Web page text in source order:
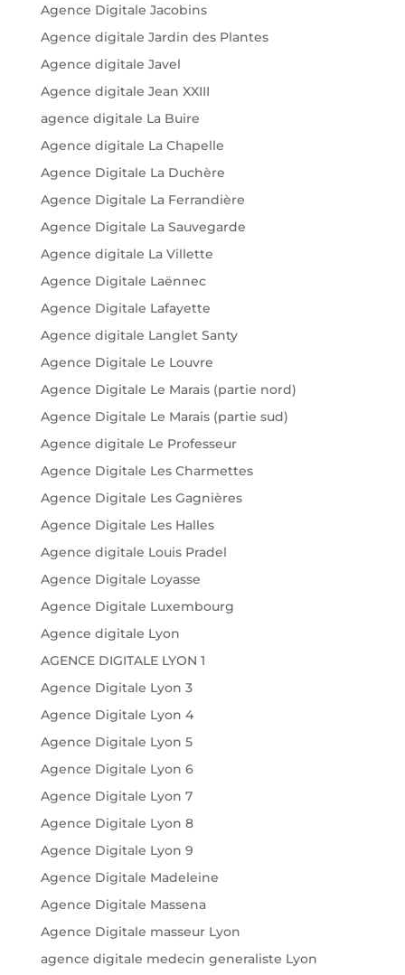
Agence Digitale Jacobins
Agence digitale Jardin des Plantes
Agence digitale Javel
Agence digitale Jean XXIII
agence digitale La Buire
Agence digitale La Chapelle
Agence Digitale La Duchère
Agence Digitale La Ferrandière
Agence Digitale La Sauvegarde
Agence digitale La Villette
Agence Digitale Laënnec
Agence Digitale Lafayette
Agence digitale Langlet Santy
Agence Digitale Le Louvre
Agence Digitale Le Marais (partie nord)
Agence Digitale Le Marais (partie sud)
Agence digitale Le Professeur
Agence Digitale Les Charmettes
Agence Digitale Les Gagnières
Agence Digitale Les Halles
Agence digitale Louis Pradel
Agence Digitale Loyasse
Agence Digitale Luxembourg
Agence digitale Lyon
AGENCE DIGITALE LYON 1
Agence Digitale Lyon 3
Agence Digitale Lyon 4
Agence Digitale Lyon 5
Agence Digitale Lyon 6
Agence Digitale Lyon 7
Agence Digitale Lyon 8
Agence Digitale Lyon 9
Agence Digitale Madeleine
Agence Digitale Massena
Agence Digitale masseur Lyon
agence digitale medecin generaliste Lyon